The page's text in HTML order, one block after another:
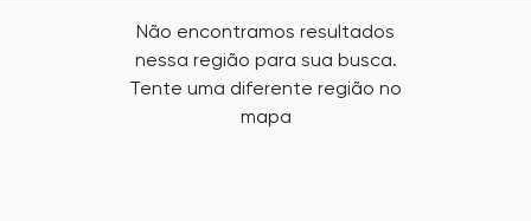
Não encontramos resultados
nessa região para sua busca.
Tente uma diferente região no
mapa